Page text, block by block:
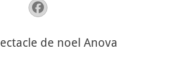
Facebook
de noel Anova